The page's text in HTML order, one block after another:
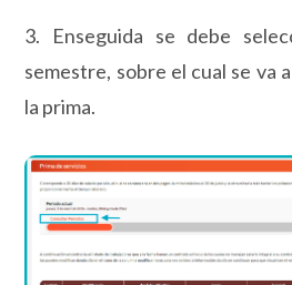
3. Enseguida se debe
semestre, sobre el cual se va
la prima.